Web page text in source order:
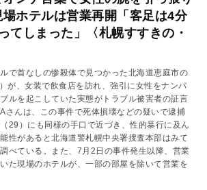
ホテルは営業再開「客足は4分
てしまった」〈札幌すすきの・
で首なしの惨殺体で見つかった北海道恵庭市の
が、女装で飲食店を訪れ、強引に女性をナンパ
ルを起こしていた実態がトラブル被害者の証言
さんは、この事件で死体損壊などの疑いで逮捕
29）にも同様の手口で近づき、性的暴行に及ん
性があると北海道警札幌中央署捜査本部はみて
べている。また、7月2日の事件発生以降、営業
た現場のホテルが、一部の部屋を除いて営業を